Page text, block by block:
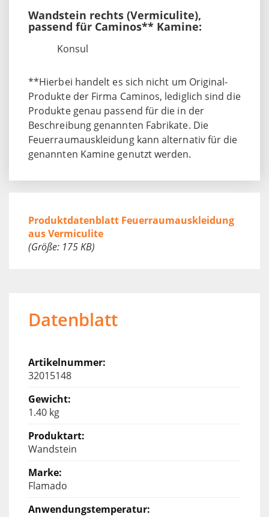
Wandstein rechts (Vermiculite),
passend für Caminos** Kamine:
Konsul
**Hierbei handelt es sich nicht um Original-
Produkte der Firma Caminos, lediglich sind die
Produkte genau passend für die in der
Beschreibung genannten Fabrikate. Die
Feuerraumauskleidung kann alternativ für die
genannten Kamine genutzt werden.
Produktdatenblatt Feuerraumauskleidung
aus Vermiculite
(Größe: 175 KB)
Datenblatt
32015148
1.40 kg
Wandstein
Flamado